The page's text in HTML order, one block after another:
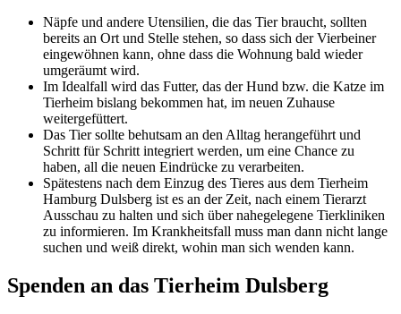
Näpfe und andere Utensilien, die das Tier braucht, sollten
bereits an Ort und Stelle stehen, so dass sich der Vierbeiner
eingewöhnen kann, ohne dass die Wohnung bald wieder
umgeräumt wird.
Im Idealfall wird das Futter, das der Hund bzw. die Katze im
Tierheim bislang bekommen hat, im neuen Zuhause
weitergefüttert.
Das Tier sollte behutsam an den Alltag herangeführt und
Schritt für Schritt integriert werden, um eine Chance zu
haben, all die neuen Eindrücke zu verarbeiten.
Spätestens nach dem Einzug des Tieres aus dem Tierheim
Hamburg Dulsberg ist es an der Zeit, nach einem Tierarzt
Ausschau zu halten und sich über nahegelegene Tierkliniken
zu informieren. Im Krankheitsfall muss man dann nicht lange
suchen und weiß direkt, wohin man sich wenden kann.
Spenden an das Tierheim Dulsberg